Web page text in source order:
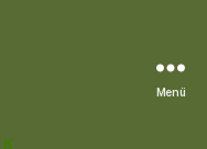
Menü